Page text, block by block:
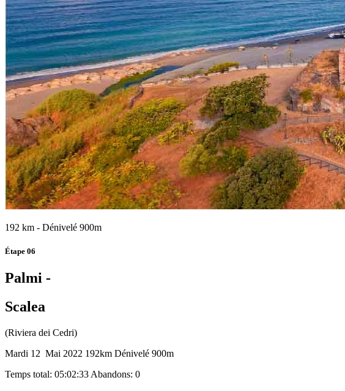
192 km - Dénivelé 900m
Étape 06
Palmi -
Scalea
(Riviera dei Cedri)
Mardi 12 Mai 2022 192km Dénivelé 900m
Temps total: 05:02:33 Abandons: 0